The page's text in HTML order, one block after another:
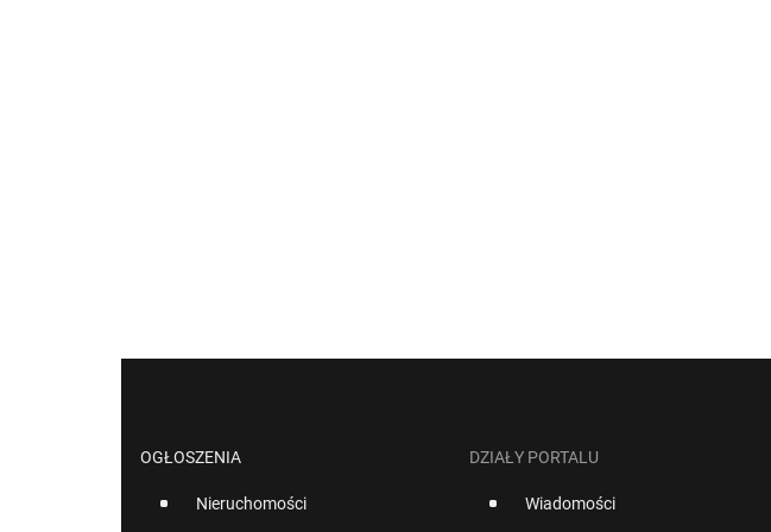
OGŁOSZENIA
Nieruchomości
DZIAŁY PORTALU
Wiadomości